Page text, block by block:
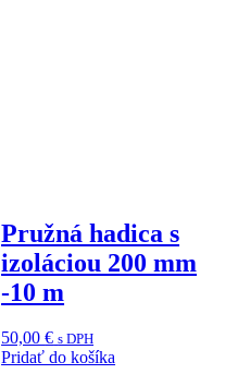
Pružná hadica s
izoláciou 200 mm
-10 m
50,00€ s DPH
Pridať do košíka